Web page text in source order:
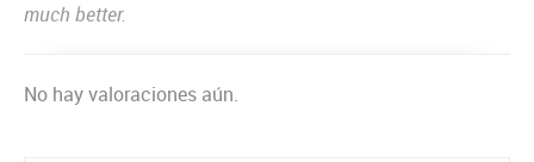
much better.
No hay valoraciones aún.